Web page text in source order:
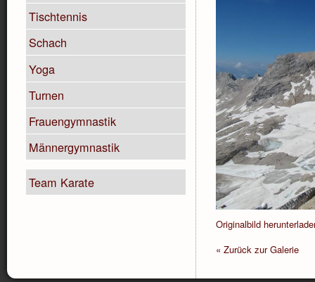
Tischtennis
Schach
Yoga
Turnen
Frauengymnastik
Männergymnastik
Team Karate
Originalbild
« Zurück zur Galerie